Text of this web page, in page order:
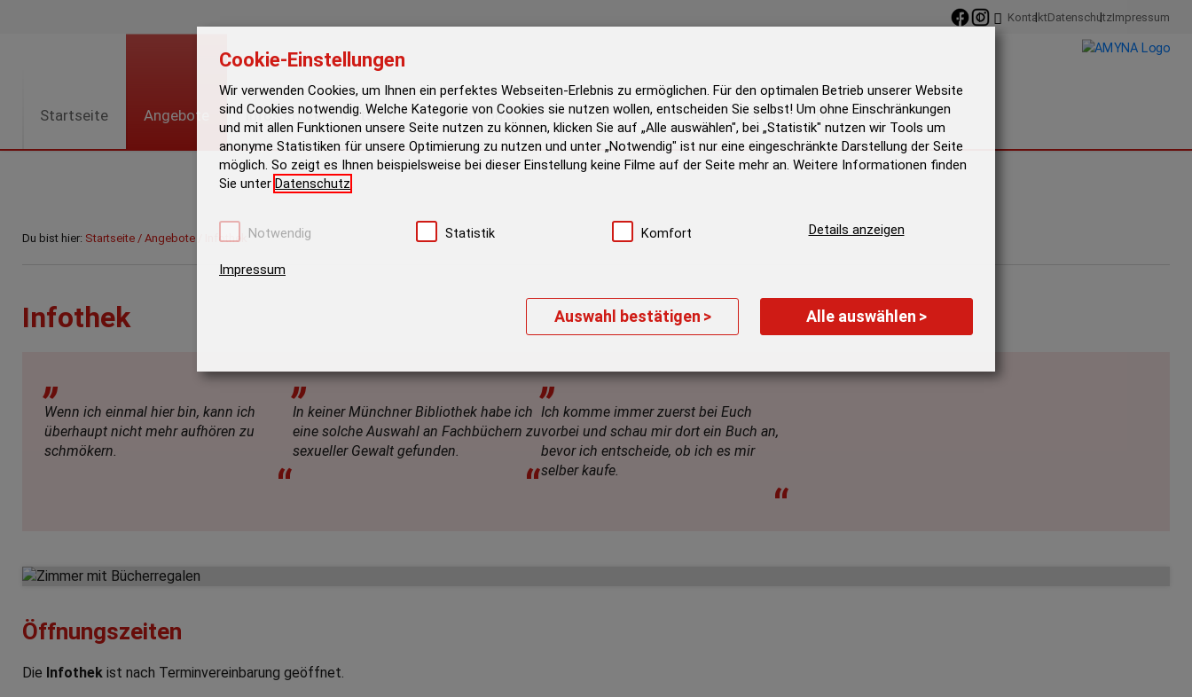
KontaktDatenschutzImpressum
Startseite Angebote Infos im Verdachtsfall Präventionspreis Über uns Spenden/Helfen Bestellen
Du bist hier: Startseite / Angebote Infothek
Infothek
„
Wenn ich einmal hier bin, kann ich
überhaupt nicht mehr aufhören zu
schmökern.
“
„
In keiner Münchner Bibliothek habe ich
eine solche Auswahl an Fachbüchern zu
sexueller Gewalt gefunden.
“
„
Ich komme immer zuerst bei Euch
vorbei und schau mir dort ein Buch an,
bevor ich entscheide, ob ich es mir
selber kaufe.
“
Öffnungszeiten
Die Infothek ist nach Terminvereinbarung geöffnet.
Cookie-Einstellungen
Wir verwenden Cookies, um Ihnen ein perfektes Webseiten-Erlebnis zu ermöglichen. Für den optimalen Betrieb unserer Website
sind Cookies notwendig. Welche Kategorie von Cookies sie nutzen wollen, entscheiden Sie selbst! Um ohne Einschränkungen
und mit allen Funktionen unsere Seite nutzen zu können, klicken Sie auf „Alle auswählen", bei „Statistik" nutzen wir Tools um
anonyme Statistiken für unsere Optimierung zu nutzen und unter „Notwendig" ist nur eine eingeschränkte Darstellung der Seite
möglich. So zeigt es Ihnen beispielsweise bei dieser Einstellung keine Filme auf der Seite mehr an. Weitere Informationen finden
Sie unter Datenschutz
Notwendig Statistik Komfort Details anzeigen
Impressum
Auswahl bestätigen > Alle auswählen >